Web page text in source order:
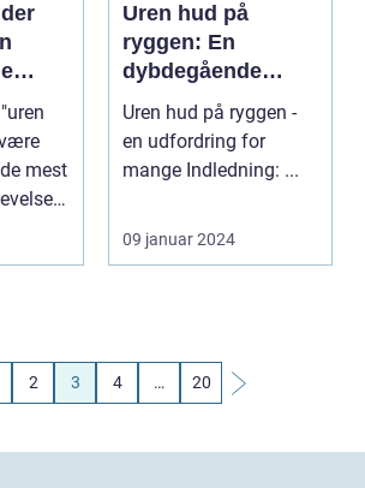
mest
i
Uren hud på
ryggen: En
dybdegående
analyse af et
fælles
skønhedsproblem
Uren hud på ryggen -
en udfordring for
mange Indledning: ...
09 januar 2024
2 3 4 … 20